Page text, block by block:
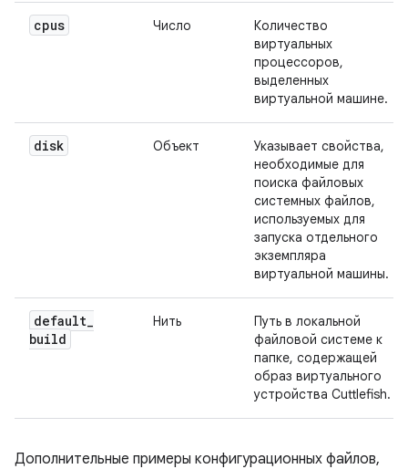
cpus Число
Количество
виртуальных
процессоров,
выделенных
виртуальной машине.
disk Объект
Указывает свойства,
необходимые для
поиска файловых
системных файлов,
используемых для
запуска отдельного
экземпляра
виртуальной машины.
default_
build
Нить
Путь в локальной
файловой системе к
папке, содержащей
образ виртуального
устройства Cuttlefish.
Дополнительные примеры конфигурационных файлов,